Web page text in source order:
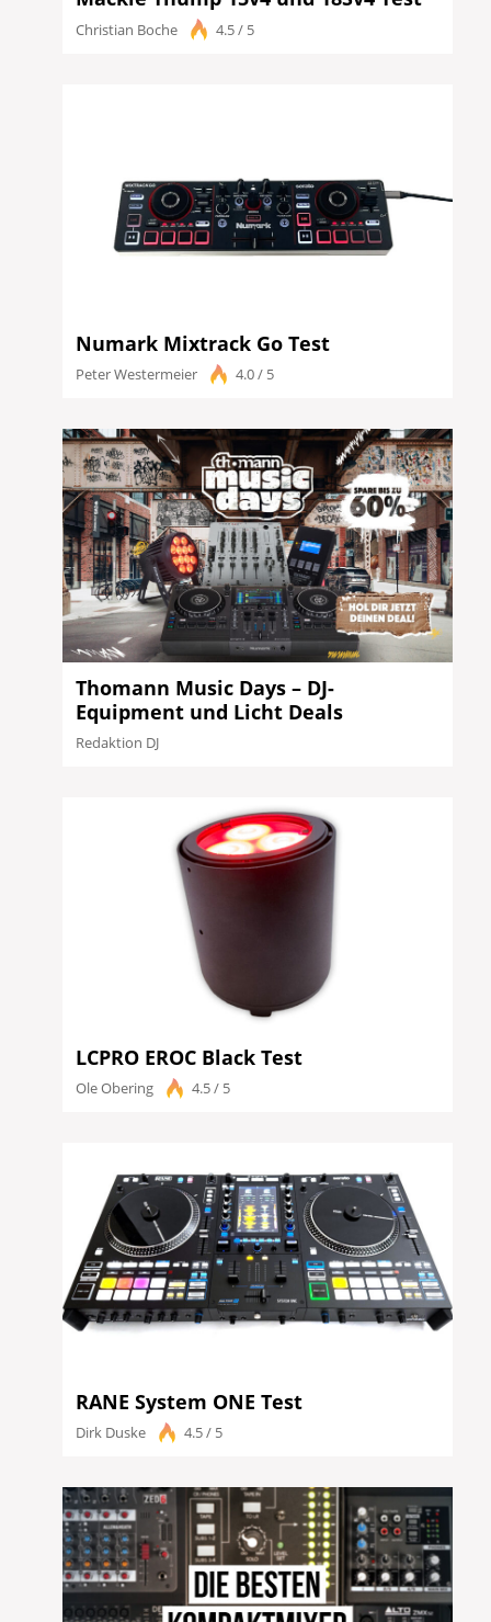
Christian Boche 4.5 / 5
Numark Mixtrack Go Test
Peter Westermeier 4.0 / 5
Thomann Music Days – DJ-
Equipment und Licht Deals
Redaktion DJ
LCPRO EROC Black Test
Ole Obering 4.5 / 5
RANE System ONE Test
Dirk Duske 4.5 / 5